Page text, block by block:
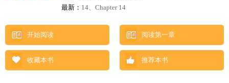
最新： 14、Chapter 14
开始阅读 阅读第一章
收藏本书 推荐本书